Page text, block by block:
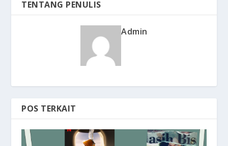
TENTANG PENULIS
Admin
POS TERKAIT